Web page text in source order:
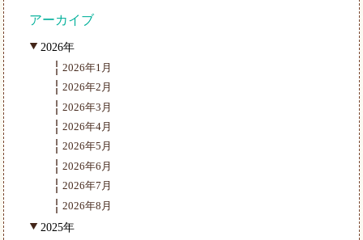
アーカイブ
2026年
2026年1月
2026年2月
2026年3月
2026年4月
2026年5月
2026年6月
2026年7月
2026年8月
2025年